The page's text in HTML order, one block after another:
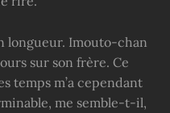
longueur. Imouto-chan
sur son frère. Ce
temps m’a cependant
me semble-t-il,